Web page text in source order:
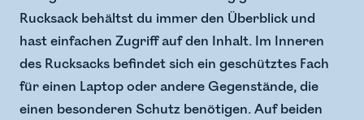
Rucksack behältst du immer den Überblick und
hast einfachen Zugriff auf den Inhalt. Im Inneren
des Rucksacks befindet sich ein geschütztes Fach
für einen Laptop oder andere Gegenstände, die
einen besonderen Schutz benötigen. Auf beiden